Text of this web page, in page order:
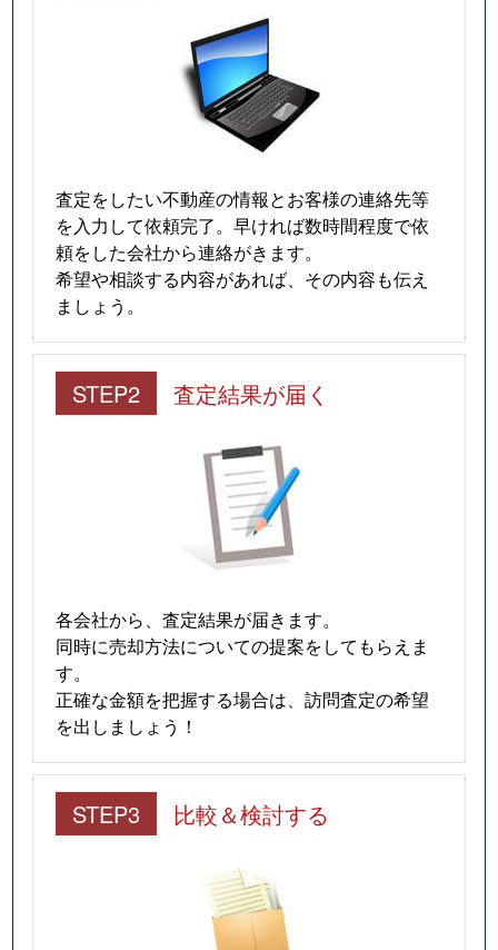
査定をしたい不動産の情報とお客様の連絡先等
を入力して依頼完了。早ければ数時間程度で依
頼をした会社から連絡がきます。
希望や相談する内容があれば、その内容も伝え
ましょう。
STEP2 査定結果が届く
各会社から、査定結果が届きます。
同時に売却方法についての提案をしてもらえま
す。
正確な金額を把握する場合は、訪問査定の希望
を出しましょう！
STEP3 比較＆検討する